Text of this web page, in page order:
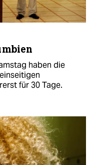
haben die
für 30 Tage.